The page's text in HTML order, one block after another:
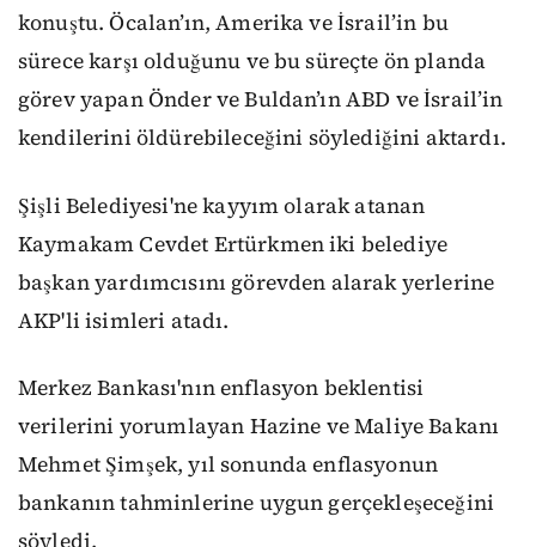
konuştu. Öcalan’ın, Amerika ve İsrail’in bu
sürece karşı olduğunu ve bu süreçte ön planda
görev yapan Önder ve Buldan’ın ABD ve İsrail’in
kendilerini öldürebileceğini söylediğini aktardı.
Şişli Belediyesi'ne kayyım olarak atanan
Kaymakam Cevdet Ertürkmen iki belediye
başkan yardımcısını görevden alarak yerlerine
AKP'li isimleri atadı.
Merkez Bankası'nın enflasyon beklentisi
verilerini yorumlayan Hazine ve Maliye Bakanı
Mehmet Şimşek, yıl sonunda enflasyonun
bankanın tahminlerine uygun gerçekleşeceğini